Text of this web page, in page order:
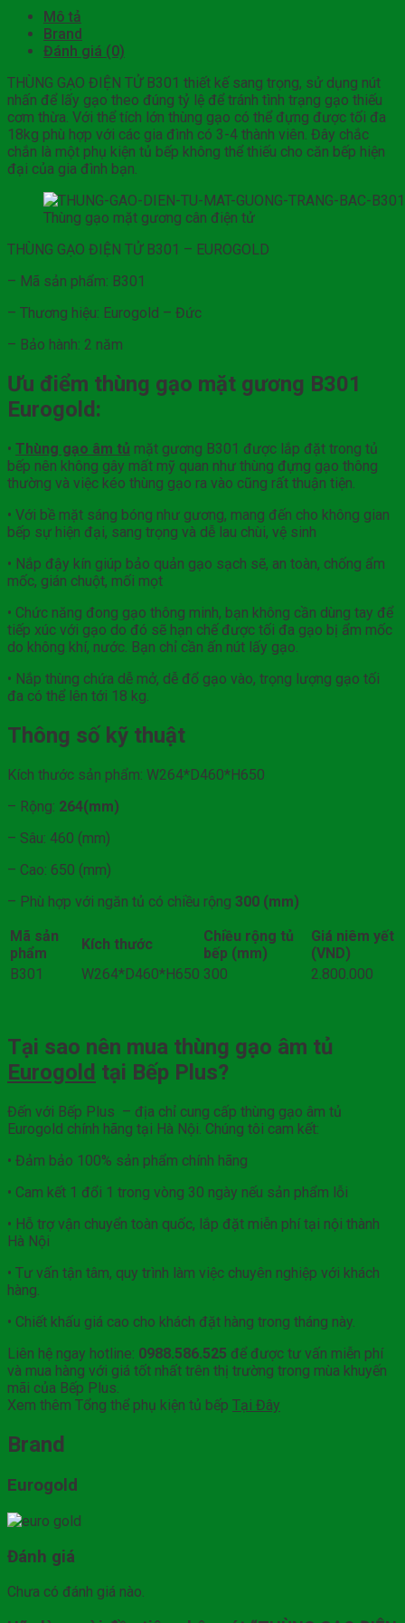
Mô tả
Brand
Đánh giá (0)
THÙNG GẠO ĐIỆN TỬ B301 thiết kế sang trọng, sử dụng nút
nhấn để lấy gạo theo đúng tỷ lệ để tránh tình trạng gạo thiếu
cơm thừa. Với thể tích lớn thùng gạo có thể đựng được tối đa
18kg phù hợp với các gia đình có 3-4 thành viên. Đây chắc
chắn là một phụ kiện tủ bếp không thể thiếu cho căn bếp hiện
đại của gia đình bạn.
Thùng gạo mặt gương cân điện tử
THÙNG GẠO ĐIỆN TỬ B301 – EUROGOLD
– Mã sản phẩm: B301
– Thương hiệu: Eurogold – Đức
– Bảo hành: 2 năm
Ưu điểm thùng gạo mặt gương B301
Eurogold:
• Thùng gạo âm tủ mặt gương B301 được lắp đặt trong tủ
bếp nên không gây mất mỹ quan như thùng đựng gạo thông
thường và việc kéo thùng gạo ra vào cũng rất thuận tiện.
• Với bề mặt sáng bóng như gương, mang đến cho không gian
bếp sự hiện đại, sang trọng và dễ lau chùi, vệ sinh
• Nắp đậy kín giúp bảo quản gạo sạch sẽ, an toàn, chống ẩm
mốc, gián chuột, mối mọt
• Chức năng đong gạo thông minh, bạn không cần dùng tay để
tiếp xúc với gạo do đó sẽ hạn chế được tối đa gạo bị ẩm mốc
do không khí, nước. Bạn chỉ cần ấn nút lấy gạo.
• Nắp thùng chứa dễ mở, dễ đổ gạo vào, trọng lượng gạo tối
đa có thể lên tới 18 kg.
Thông số kỹ thuật
Kích thước sản phẩm: W264*D460*H650
– Rộng: 264(mm)
– Sâu: 460 (mm)
– Cao: 650 (mm)
– Phù hợp với ngăn tủ có chiều rộng 300 (mm)
Mã sản
phẩm
Kích thước
Chiều rộng tủ
bếp (mm)
Giá niêm yết
(VND)
B301
W264*D460*H650 300 2.800.000
Tại sao nên mua thùng gạo âm tủ
Eurogold tại Bếp Plus?
Đến với Bếp Plus – địa chỉ cung cấp thùng gạo âm tủ
Eurogold chính hãng tại Hà Nội. Chúng tôi cam kết:
• Đảm bảo 100% sản phẩm chính hãng
• Cam kết 1 đổi 1 trong vòng 30 ngày nếu sản phẩm lỗi
• Hỗ trợ vận chuyển toàn quốc, lắp đặt miễn phí tại nội thành
Hà Nội
• Tư vấn tận tâm, quy trình làm việc chuyên nghiệp với khách
hàng.
• Chiết khấu giá cao cho khách đặt hàng trong tháng này.
Liên hệ ngay hotline: 0988.586.525 để được tư vấn miễn phí
và mua hàng với giá tốt nhất trên thị trường trong mùa khuyến
mãi của Bếp Plus.
Xem thêm Tổng thể phụ kiện tủ bếp Tại Đây
Brand
Eurogold
Đánh giá
Chưa có đánh giá nào.